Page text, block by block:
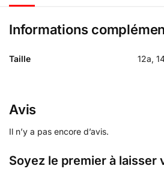
Informations
Taille 12a,
Avis
Il n’y a pas encore d’avis.
Soyez le premier à laisser